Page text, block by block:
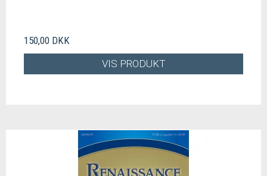
150,00 DKK
VIS PRODUKT